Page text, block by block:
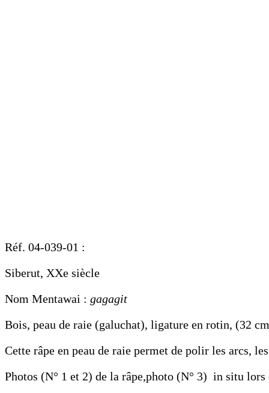
Réf. 04-039-01 :
Siberut, XXe siècle
Nom Mentawai : gagagit
Bois, peau de raie (galuchat), ligature en rotin, (32
Cette râpe en peau de raie permet de polir les arcs,
Photos (N° 1 et 2) de la râpe,photo (N° 3) in situ lors